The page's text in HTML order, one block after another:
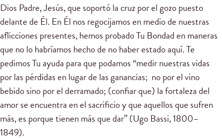
Dios Padre, Jesús, que soportó la cruz por el gozo puesto
delante de Él. En Él nos regocijamos en medio de nuestras
aflicciones presentes, hemos probado Tu Bondad en maneras
que no lo habríamos hecho de no haber estado aquí. Te
pedimos Tu ayuda para que podamos “medir nuestras vidas
por las pérdidas en lugar de las ganancias; no por el vino
bebido sino por el derramado; (confiar que) la fortaleza del
amor se encuentra en el sacrificio y que aquellos que sufren
más, es porque tienen más que dar” (Ugo Bassi, 1800–
1849).